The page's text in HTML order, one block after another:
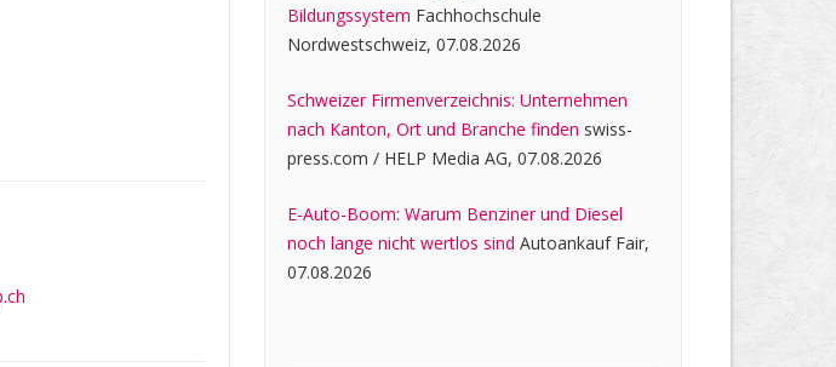
Bildungssystem Fachhochschule
Nordwestschweiz, 07.08.2026
Schweizer Firmenverzeichnis: Unternehmen
nach Kanton, Ort und Branche finden swiss-
press.com / HELP Media AG, 07.08.2026
E-Auto-Boom: Warum Benziner und Diesel
noch lange nicht wertlos sind Autoankauf Fair,
07.08.2026